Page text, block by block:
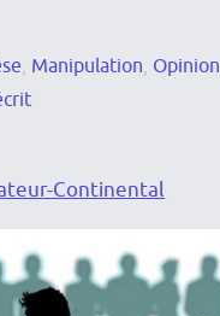
, Manipulation, Opinion
Continental